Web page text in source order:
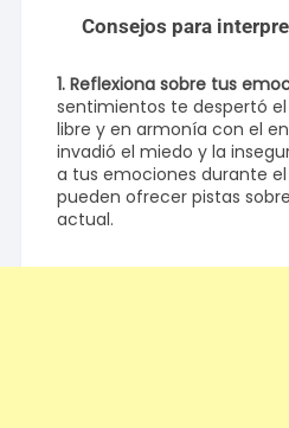
Consejos para
1. Reflexiona sobre tus
sentimientos te despertó
libre y en armonía con el
invadió el miedo y la
a tus emociones durante
pueden ofrecer pistas
actual.